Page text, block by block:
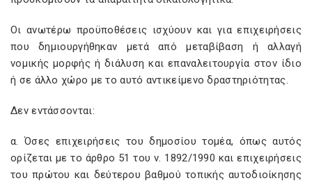
Οι ανωτέρω προϋποθέσεις ισχύουν και για επιχειρήσεις
που δημιουργήθηκαν μετά από μεταβίβαση ή αλλαγή
νομικής μορφής ή διάλυση και επαναλειτουργία στον ίδιο
ή σε άλλο χώρο με το αυτό αντικείμενο δραστηριότητας.
Δεν εντάσσονται:
α. Όσες επιχειρήσεις του δημοσίου τομέα, όπως αυτός
ορίζεται με το άρθρο 51 του ν. 1892/1990 και επιχειρήσεις
του πρώτου και δεύτερου βαθμού τοπικής αυτοδιοίκησης